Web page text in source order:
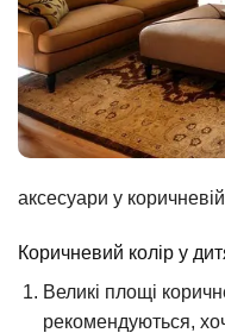
аксесуари у
Коричневий колір у
Великі площі
рекомендуються,